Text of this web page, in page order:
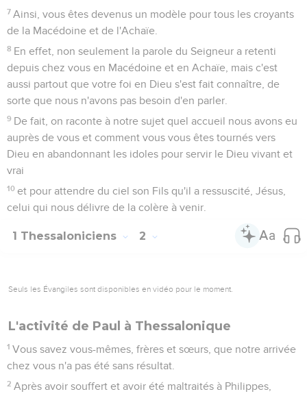
7 Ainsi, vous êtes devenus un modèle pour tous les croyants
de la Macédoine et de l'Achaïe.
8 En effet, non seulement la parole du Seigneur a retenti
depuis chez vous en Macédoine et en Achaïe, mais c'est
aussi partout que votre foi en Dieu s'est fait connaître, de
sorte que nous n'avons pas besoin d'en parler.
9 De fait, on raconte à notre sujet quel accueil nous avons eu
auprès de vous et comment vous vous êtes tournés vers
Dieu en abandonnant les idoles pour servir le Dieu vivant et
vrai
10 et pour attendre du ciel son Fils qu'il a ressuscité, Jésus,
celui qui nous délivre de la colère à venir.
1 Thessaloniciens 2
Seuls les Évangiles sont disponibles en vidéo pour le moment.
L'activité de Paul à Thessalonique
1 Vous savez vous-mêmes, frères et sœurs, que notre arrivée
chez vous n'a pas été sans résultat.
2 Après avoir souffert et avoir été maltraités à Philippes,